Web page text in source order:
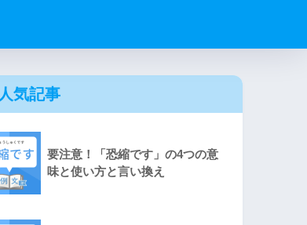
人気記事
要注意！「恐縮です」の4つの意
味と使い方と言い換え